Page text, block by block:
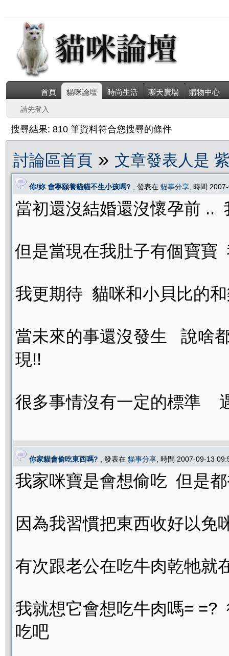
首頁 貓咪論壇 時尚生活 聊天廣場 購物中心
請先登入
搜尋結果: 810 筆資料符合您搜尋的條件
討論區首頁 » 文章發表人是
你/妳 會寧願養貓貓不生小孩嗎? , 發表在 貓事分享 , 時間
當初還沒結婚還沒懷孕前 ..
但是當現在我肚子有個寶
我更期待 貓咪和小貝比
當未來的事還沒發生 說啥
現!!
很多事情沒有一定的標準
你家貓會偷吃東西嗎? , 發表在 貓事分享 , 時間 2007-09-13
我家咪寶是會想偷吃 但是
因為我習慣把東西收好以免
有次跟老公在吃牛肉乾牠就
我就想它會想吃牛肉嗎=
吃吧